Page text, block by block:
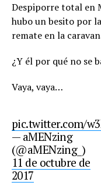
Despiporre total en
hubo un besito por
remate en la
¿Y él por qué no se
Vaya, vaya…
pic.twitter.com/
— aMENzing
(@aMENzing_)
11 de octubre de
2017